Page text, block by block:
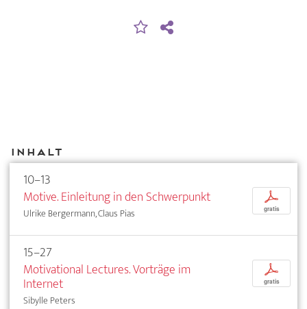
Inhalt
10–13
Motive. Einleitung in den Schwerpunkt
Ulrike Bergermann, Claus Pias
p
gratis
15–27
Motivational Lectures. Vorträge im
Internet
Sibylle Peters
p
gratis